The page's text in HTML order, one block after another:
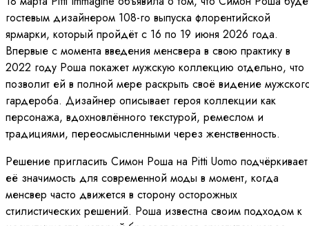
гостевым дизайнером 108-го выпуска флорентийской
ярмарки, который пройдёт с 16 по 19 июня 2026 года.
Впервые с момента введения менсвера в свою практику в
2022 году Роша покажет мужскую коллекцию отдельно, что
позволит ей в полной мере раскрыть своё видение
гардероба. Дизайнер описывает героя коллекции как
персонажа, вдохновлённого текстурой, ремеслом и
традициями, переосмысленными через женственность.
Решение пригласить Симон Роша на Pitti Uomo подчёркивает
её значимость для современной моды в момент, когда
менсвер часто движется в сторону осторожных
стилистических решений. Роша известна своим подходом к